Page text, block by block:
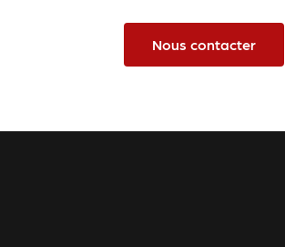
Nous contacter